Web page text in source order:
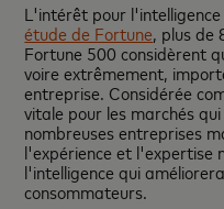
L'intérêt pour
étude de Fortune, plus de
Fortune 500 considèrent
voire extrêmement,
entreprise. Considérée
vitale pour les marchés
nombreuses entreprises
l'expérience et l'expertise
l'intelligence qui
consommateurs.